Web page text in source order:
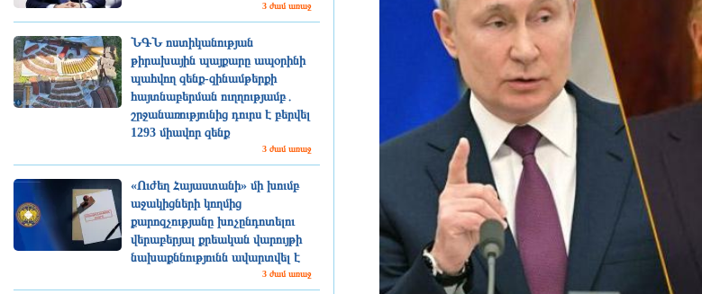
3 ժամ առաջ
ՆԳՆ ոստիկանության
թիրախային պայքարը ապօրինի
պահվող զենք-զինամթերքի
հայտնաբերման ուղղությամբ․
շրջանառությունից դուրս է բերվել
1293 միավոր զենք
3 ժամ առաջ
«Ուժեղ Հայաստանի» մի խումբ
աջակիցների կողմից
քարոզչությանը խոչընդոտելու
վերաբերյալ քրեական վարույթի
նախաքննությունն ավարտվել է
3 ժամ առաջ